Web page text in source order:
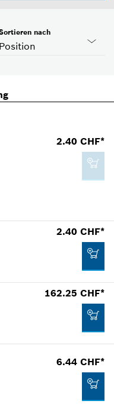
Position
nach
2.40 CHF*
2.40 CHF*
162.25 CHF*
6.44 CHF*